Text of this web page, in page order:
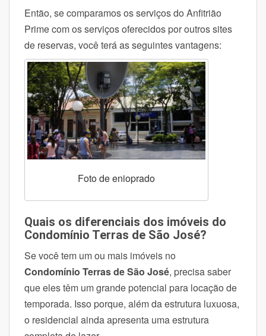
Então, se comparamos os serviços do Anfitrião
Prime com os serviços oferecidos por outros sites
de reservas, você terá as seguintes vantagens:
Foto de enioprado
Quais os diferenciais dos imóveis do
Condomínio Terras de São José?
Se você tem um ou mais imóveis no
Condomínio Terras de São José, precisa saber
que eles têm um grande potencial para locação de
temporada. Isso porque, além da estrutura luxuosa,
o residencial ainda apresenta uma estrutura